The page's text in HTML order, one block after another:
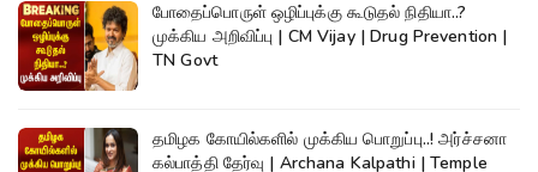
போதைப்பொருள் ஒழிப்புக்கு கூடுதல் நிதியா..?
முக்கிய அறிவிப்பு | CM Vijay | Drug Prevention |
TN Govt
தமிழக கோயில்களில் முக்கிய பொறுப்பு..! அர்ச்சனா
கல்பாத்தி தேர்வு | Archana Kalpathi | Temple